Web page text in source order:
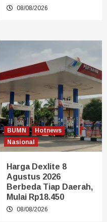
08/08/2026
BUMN
Hotnews
Nasional
Harga Dexlite 8
Agustus 2026
Berbeda Tiap Daerah,
Mulai Rp18.450
08/08/2026